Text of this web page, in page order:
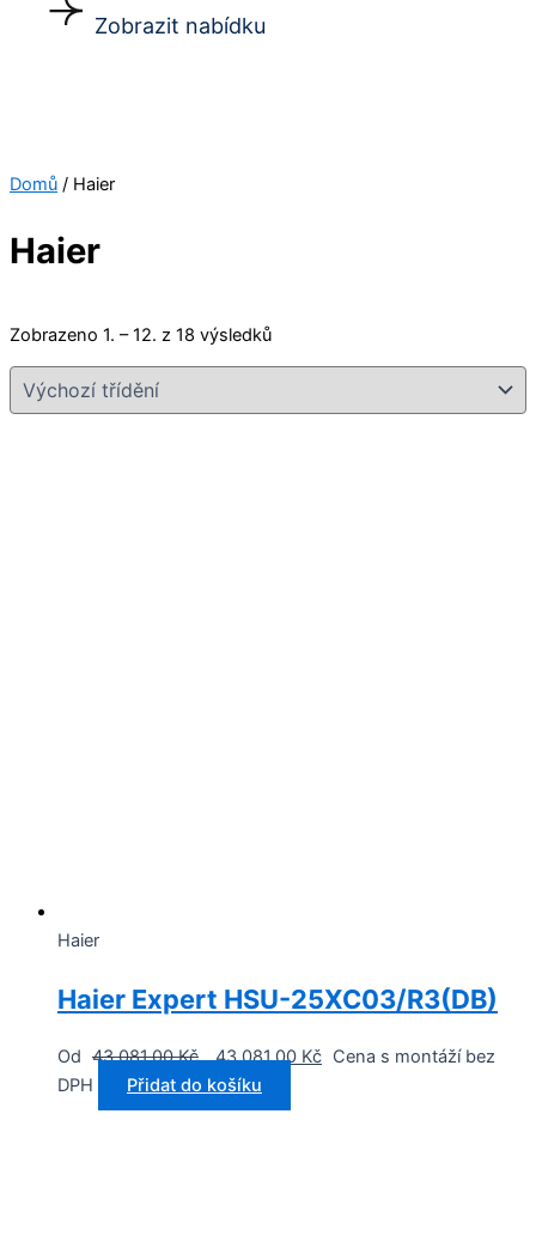
Zobrazit nabídku
Domů / Haier
Haier
Zobrazeno 1. – 12. z 18 výsledků
Haier
Haier Expert HSU-25XC03/R3(DB)
Od 43 081,00Kč 43 081,00 Kč Cena s montáží bez
DPH
Přidat do košíku